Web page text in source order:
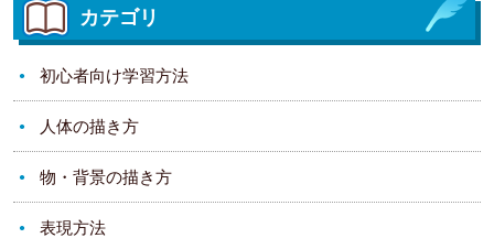
カテゴリ
初心者向け学習方法
人体の描き方
物・背景の描き方
表現方法